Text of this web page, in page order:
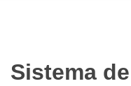
Sistema